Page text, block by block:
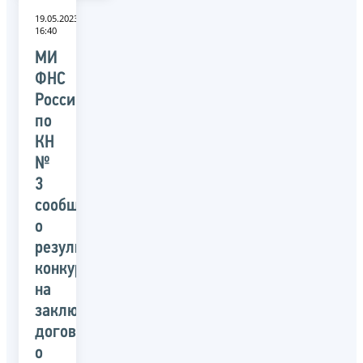
19.05.2023
16:40
МИ
ФНС
России
по
КН
№
3
сообщает
о
результатах
конкурса
на
заключение
договора
о